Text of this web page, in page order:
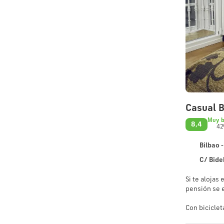
Casual
8,4
Muy
Bilbao
C/
Si te alojas
pensión se
Con